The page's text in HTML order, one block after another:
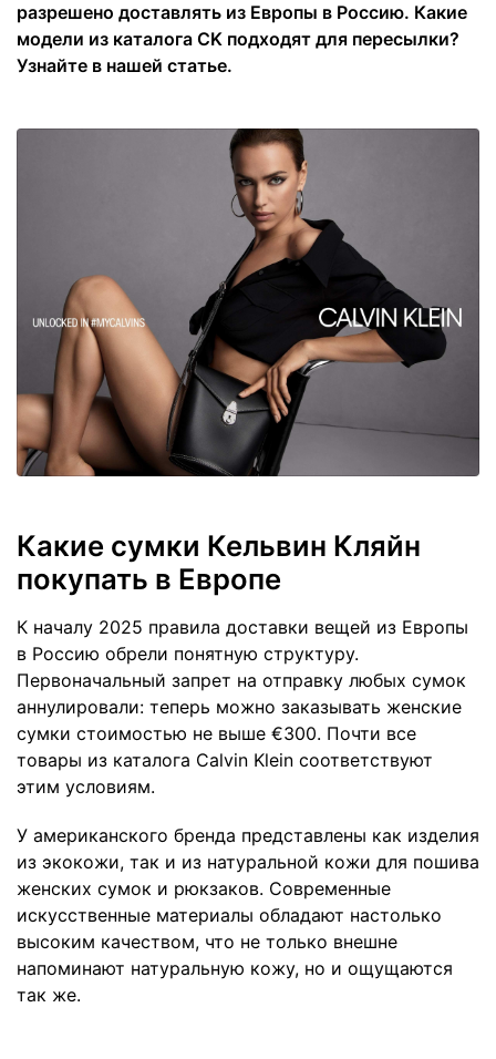
разрешено доставлять из Европы в Россию. Какие
модели из каталога CK подходят для пересылки?
Узнайте в нашей статье.
Какие сумки Кельвин Кляйн
покупать в Европе
К началу 2025 правила доставки вещей из Европы
в Россию обрели понятную структуру.
Первоначальный запрет на отправку любых сумок
аннулировали: теперь можно заказывать женские
сумки стоимостью не выше €300. Почти все
товары из каталога Calvin Klein соответствуют
этим условиям.
У американского бренда представлены как изделия
из экокожи, так и из натуральной кожи для пошива
женских сумок и рюкзаков. Современные
искусственные материалы обладают настолько
высоким качеством, что не только внешне
напоминают натуральную кожу, но и ощущаются
так же.